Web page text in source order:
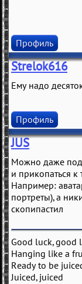
Профиль
Strelok616
Ему надо
Профиль
JUS
Можно даже
и прикопаться к
Например:
портреты), а
скопипастил
Good luck, good
Hanging like a
Ready to be
Juiced, juiced